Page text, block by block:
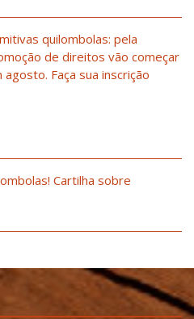
quilombolas: pela
de direitos vão começar
agosto. Faça sua inscrição
Cartilha sobre